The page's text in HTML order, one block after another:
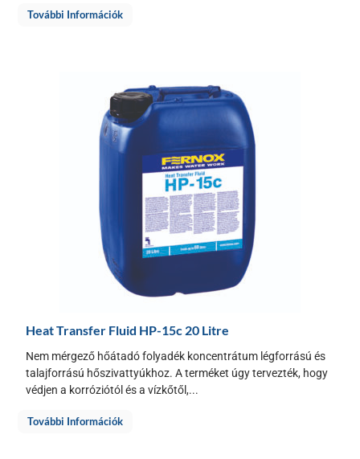
További Információk
Heat Transfer Fluid HP-15c 20 Litre
Nem mérgező hőátadó folyadék koncentrátum légforrású és
talajforrású hőszivattyúkhoz. A terméket úgy tervezték, hogy
védjen a korróziótól és a vízkőtől,...
További Információk